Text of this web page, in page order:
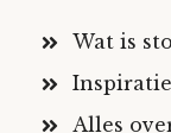
Wat is
Alles